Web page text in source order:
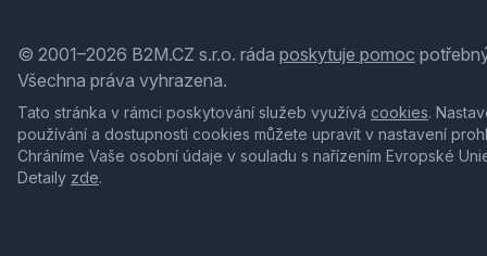
© 2001–2026 B2M.CZ s.r.o. ráda poskytuje pomoc
Všechna práva vyhrazena.
Tato stránka v rámci poskytování služeb využívá cookies.
používání a dostupnosti cookies můžete upravit v nastavení
Chráníme Vaše osobní údaje v souladu s nařízením Evropské
Detaily zde.